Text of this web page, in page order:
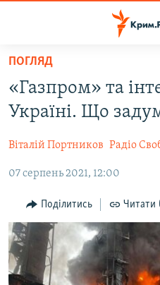
Перейти
основного
матеріалу
Перейти
до
навігації
Перейти
пошуку
ВОДА.КРИМ
ВІДЕО ТА ФОТО
ПОЛІТИКА
БЛОГИ
ПОГЛЯД
ІНТЕРВ'Ю
ВСЕ ЗА ДЕНЬ
СПЕЦПРОЕКТИ
ПОГЛЯД
«Газпром» та
Україні. Що
Віталій Портников Радіо
07 серпень 2021, 12:00
Поділитись Читати